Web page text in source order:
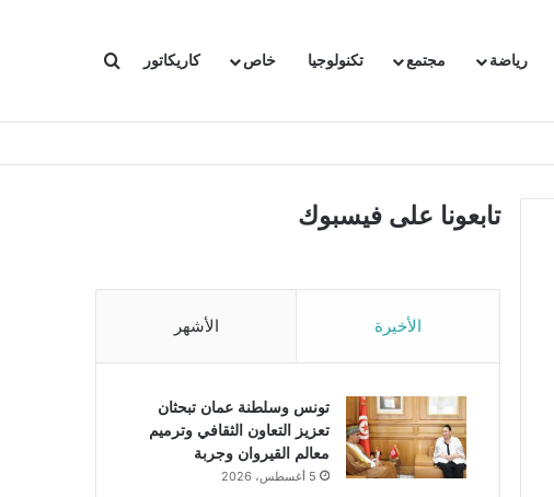
رياضة مجتمع تكنولوجيا خاص كاريكاتور بحث عن
تابعونا على فيسبوك
الأخيرة الأشهر
تونس وسلطنة عمان تبحثان
تعزيز التعاون الثقافي وترميم
معالم القيروان وجربة
5 أغسطس، 2026